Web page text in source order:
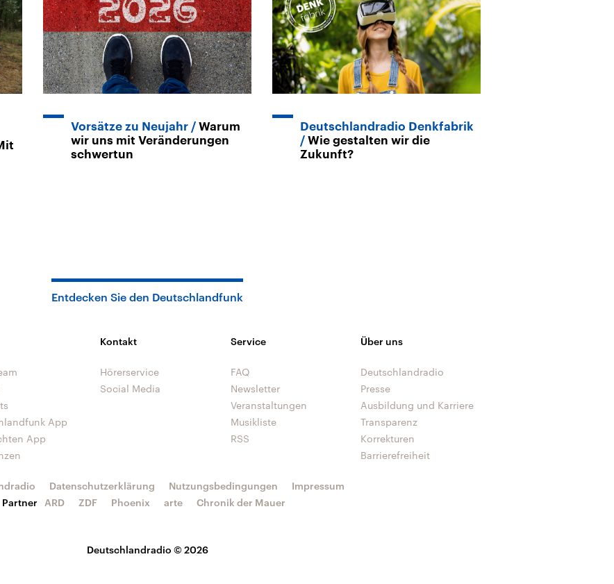
Vorsätze zu Neujahr
Warum
wir uns mit Veränderungen
schwertun
Deutschlandradio Denkfabrik
Wie gestalten wir die
Zukunft?
Entdecken Sie den Deutschlandfunk
App
App
Kontakt
Hörerservice
Social Media
Service
FAQ
Newsletter
Veranstaltungen
Musikliste
RSS
Über uns
Deutschlandradio
Presse
Ausbildung und Karriere
Transparenz
Korrekturen
Barrierefreiheit
Deutschlandradio © 2026
Datenschutzerklärung Nutzungsbedingungen
Impressum
Partner
ARD ZDF Phoenix arte Chronik der Mauer